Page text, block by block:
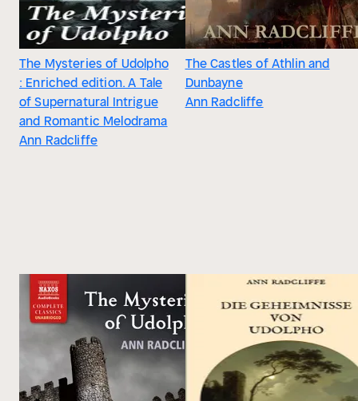
The Mysteries of Udolpho
: Enriched edition. A Tale
of Supernatural Intrigue
and Romantic Melodrama
Ann Radcliffe
The Castles of Athlin and
Dunbayne
Ann Radcliffe